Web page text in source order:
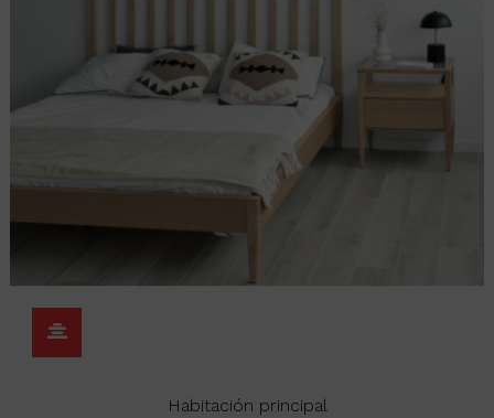
Habitación principal